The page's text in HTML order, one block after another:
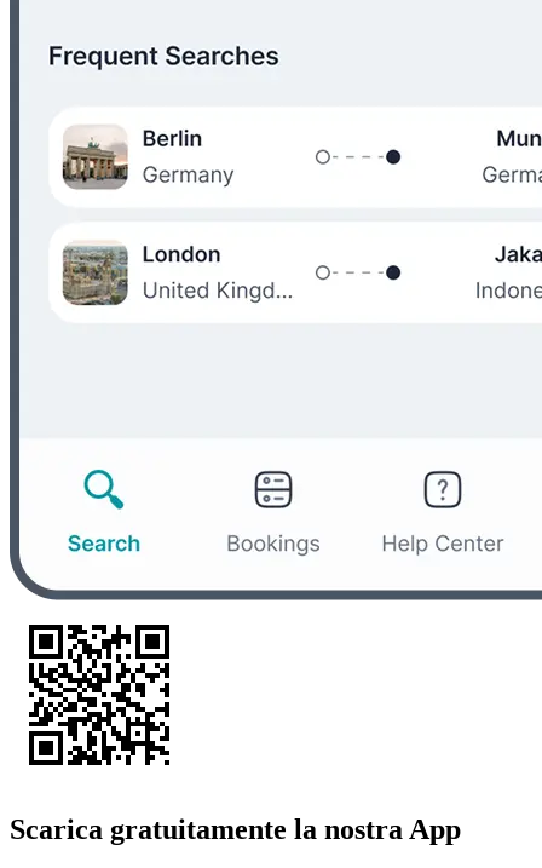
Scarica gratuitamente la nostra App